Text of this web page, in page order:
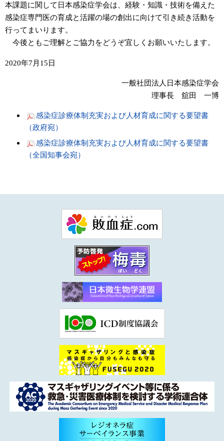
本課題に関して日本感染症学会は、経験・知識・技術を備えた
感染症専門医の育成と活躍の場の創出に向けて引き続き活動を
行ってまいります。
今後ともご理解とご協力をどうぞ宜しくお願いいたします。
2020年7月15日
一般社団法人日本感染症学会
理事長 舘田 一博
感染症診療体制充実および人材育成に関する要望書
（政府宛）
感染症診療体制充実および人材育成に関する要望書
（全国知事会宛）